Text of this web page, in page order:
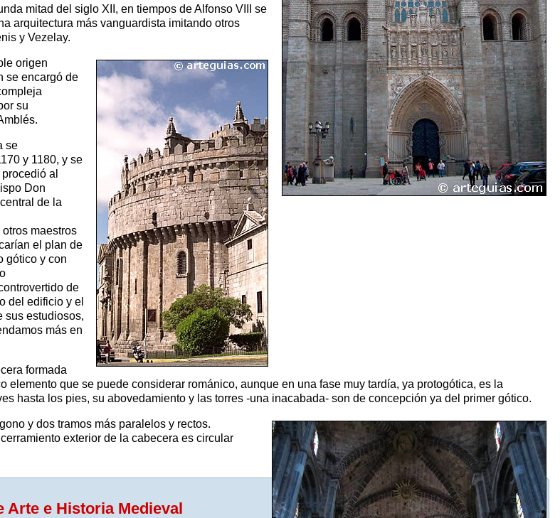
mitad del siglo XII, en tiempos de Alfonso VIII se
arquitectura más vanguardista imitando otros
y Vezelay.
origen
se encargó de
su
se
y 1180, y se
al
Don
de la
maestros
el plan de
gótico y con
de
del edificio y el
sus estudiosos,
más en
formada
que se puede considerar románico, aunque en una fase muy tardía, ya protogótica, es la
hasta los pies, su abovedamiento y las torres -una inacabada- son de concepción ya del primer gótico.
y dos tramos más paralelos y rectos.
exterior de la cabecera es circular
e Historia Medieval